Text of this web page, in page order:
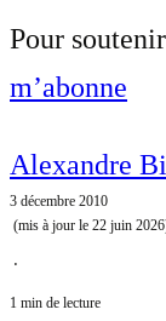
Pour
m’abonne
Alexandre
3 décembre 2010
(mis à jour le 22 juin 2026
⋅
1 min de lecture